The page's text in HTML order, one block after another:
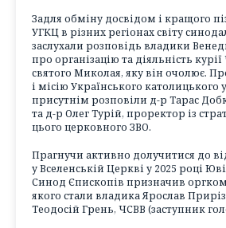
Задля обміну досвідом і кращого
УГКЦ в різних регіонах світу
заслухали розповідь владики
про організацію та діяльність курії
святого Миколая, яку він очолює.
і місію Українського католицького
присутнім розповіли д-р Тарас
та д-р Олег Турій, проректор із
цього церковного ЗВО.
Прагнучи активно долучитися до
у Вселенській Церкві у 2025 році
Синод Єпископів призначив
якого стали владика Ярослав
Теодосій Грень, ЧСВВ (заступник